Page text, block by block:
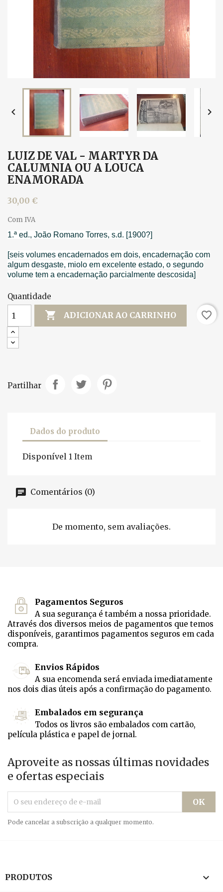
 
LUIZ DE VAL - MARTYR DA
CALUMNIA OU A LOUCA
ENAMORADA
30,00 €
Com IVA
1.ª ed., João Romano Torres, s.d. [1900?]
[seis volumes encadernados em dois, encadernação com
algum desgaste, miolo em excelente estado, o segundo
volume tem a encadernação parcialmente descosida]
Quantidade
 ADICIONAR AO CARRINHO favorite_border
Partilhar
Dados do produto
Disponível 1 Item
Comentários (0)
De momento, sem avaliações.
Pagamentos Seguros
A sua segurança é também a nossa prioridade.
Através dos diversos meios de pagamentos que temos
disponíveis, garantimos pagamentos seguros em cada
compra.
Envios Rápidos
A sua encomenda será enviada imediatamente
nos dois dias úteis após a confirmação do pagamento.
Embalados em segurança
Todos os livros são embalados com cartão,
película plástica e papel de jornal.
Aproveite as nossas últimas novidades
e ofertas especiais
Pode cancelar a subscrição a qualquer momento.
PRODUTOS 